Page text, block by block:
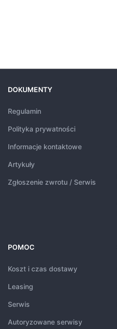
DOKUMENTY
Regulamin
Polityka prywatności
Informacje kontaktowe
Artykuły
Zgłoszenie zwrotu / Serwis
POMOC
Koszt i czas dostawy
Leasing
Serwis
Autoryzowane serwisy